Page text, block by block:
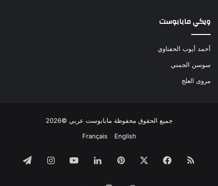
ويكي مابابوست
أحمد أيوب الحفناوي
سوسن الجمني
مروى العلج
جميع الحقوق محفوظة مابابوست عربي ©2026
English
Français
ملخصفيسبوك بينتيريستلينكدإن‫YouTubeانستقرام